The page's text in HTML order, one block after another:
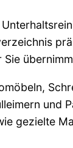
und
gezielte